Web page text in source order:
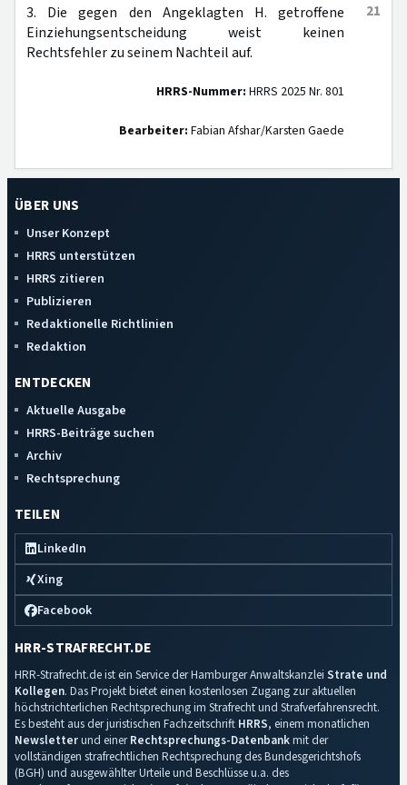
21
3. Die gegen den Angeklagten H. getroffene
Einziehungsentscheidung weist keinen
Rechtsfehler zu seinem Nachteil auf.
HRRS-Nummer: HRRS 2025 Nr. 801
Bearbeiter: Fabian Afshar/Karsten Gaede
ÜBER UNS
Unser Konzept
HRRS unterstützen
HRRS zitieren
Publizieren
Redaktionelle Richtlinien
Redaktion
ENTDECKEN
Aktuelle Ausgabe
HRRS-Beiträge suchen
Archiv
Rechtsprechung
TEILEN
LinkedIn
Xing
Facebook
HRR-STRAFRECHT.DE
HRR-Strafrecht.de ist ein Service der Hamburger Anwaltskanzlei Strate und
Kollegen. Das Projekt bietet einen kostenlosen Zugang zur aktuellen
höchstrichterlichen Rechtsprechung im Strafrecht und Strafverfahrensrecht.
Es besteht aus der juristischen Fachzeitschrift HRRS, einem monatlichen
Newsletterund einerRechtsprechungs-Datenbankmit der
vollständigen strafrechtlichen Rechtsprechung des Bundesgerichtshofs
(BGH) und ausgewählter Urteile und Beschlüsse u.a. des